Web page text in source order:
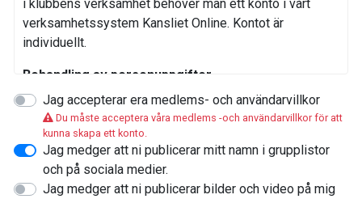
i klubbens verksamhet behöver man ett konto i vårt
verksamhetssystem Kansliet Online. Kontot är
individuellt.
Behandling av personuppgifter
För att föreningen ska kunna bedriva sin verksamhet
som medlemmarna önskar och krav inom
idrottsrörelsen behandlas personuppgifter nödvändiga
för olika ändamål kopplade till verksamheten på ett
säkert sätt i enlighet med GDPR.
Jag accepterar era medlems- och användarvillkor
Du måste acceptera våra medlems -och användarvillkor för att
kunna skapa ett konto.
Jag medger att ni publicerar mitt namn i grupplistor
och på sociala medier.
Jag medger att ni publicerar bilder och video på mig